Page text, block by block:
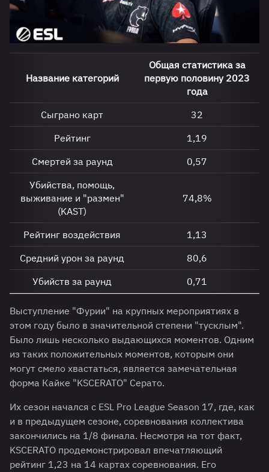
Название категорий
Общая статистика за
первую половину 2023
года
Сыграно карт
32
Рейтинг
1,19
Смертей за раунд
0,57
Убийства, помощь,
выживание и "размен"
(KAST)
74,8%
Рейтинг воздействия
1,13
Средний урон за раунд
80,6
Убийств за раунд
0,71
Выступление "Фурии" на крупных мероприятиях в
этом году было в значительной степени "тусклым".
Было лишь несколько выдающихся моментов. Одним
из таких положительных моментов, которым они
могут смело хвастаться, является замечательная
форма Кайке "KSCERATO" Серато.
Их сезон начался с ESL Pro League Season 17, где, как
и в предыдущем сезоне, соревнования коллектива
закончились на 1/8 финала. Несмотря на тот факт,
KSCERATO продемонстрировал впечатляющий
рейтинг 1,23 на 14 картах соревнования. Его